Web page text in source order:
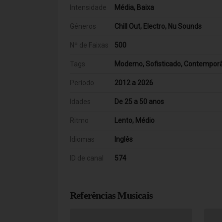
Intensidade Média, Baixa
Géneros Chill Out, Electro, Nu Sounds
Nº de Faixas 500
Tags Moderno, Sofisticado,
Período 2012 a 2026
Idades De 25 a 50 anos
Ritmo Lento, Médio
Idiomas Inglês
ID de canal 574
Referências Musicais